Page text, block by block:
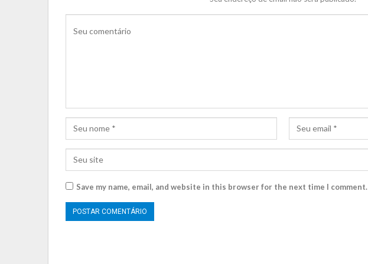
Save my name, email, and website in this browser for the next time I comment.